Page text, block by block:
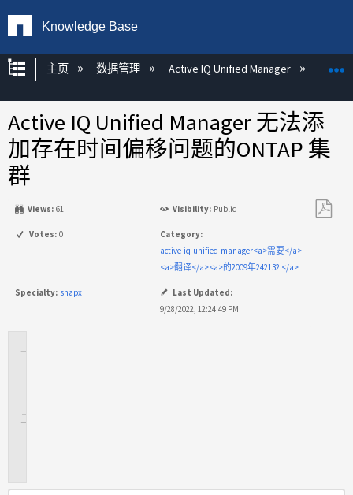
Knowledge Base
扩展/隐缩全局层次
主页 数据管理 Active IQ Unified Manager
Active IQ Unified Manager 无法添
加存在时间偏移问题的ONTAP 集
群
Views: 61 Visibility: Public
Votes: 0
Category:
active-iq-unified-manager<a>需要</a>
<a>翻译</a><a>的2009年242132 </a>
Specialty: snapx
Last Updated:
9/28/2022, 12:24:49 PM